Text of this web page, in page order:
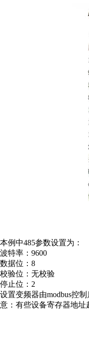
本例中485参数设置为：
波特率：9600
数据位：8
校验位：无校验
停止位：2
设置变频器由modbus控
意：有些设备寄存器地